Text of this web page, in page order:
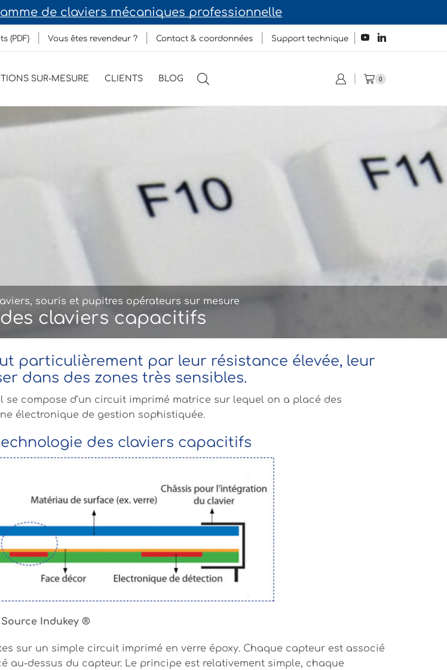
de claviers mécaniques professionnelle
(PDF) Vous êtes revendeur ? Contact & coordonnées Support technique
SUR-MESURE CLIENTS BLOG 0
souris et pupitres opérateurs sur mesure
claviers capacitifs
particulièrement par leur résistance élevée, leur
dans des zones très sensibles.
compose d’un circuit imprimé matrice sur lequel on a placé des
électronique de gestion sophistiquée.
des claviers capacitifs
Source Indukey ®
sur un simple circuit imprimé en verre époxy. Chaque capteur est associé
dessus du capteur. Le principe est relativement simple, chaque